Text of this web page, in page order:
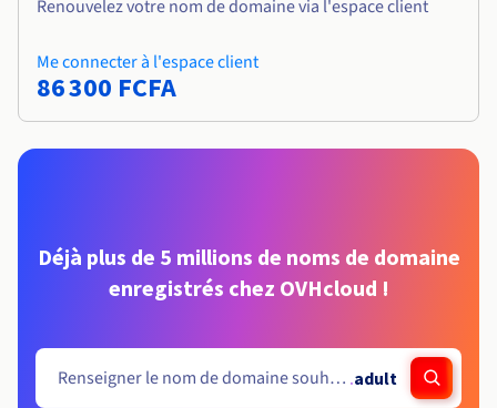
Renouvelez votre nom de domaine via l'espace client
Me connecter à l'espace client
86 300 FCFA
Déjà plus de 5 millions de noms de domaine
enregistrés chez OVHcloud !
.adult